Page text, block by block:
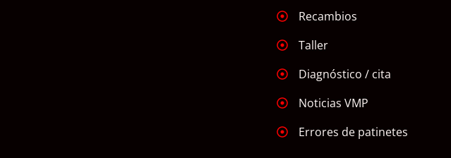
Recambios
Taller
Diagnóstico / cita
Noticias VMP
Errores de patinetes